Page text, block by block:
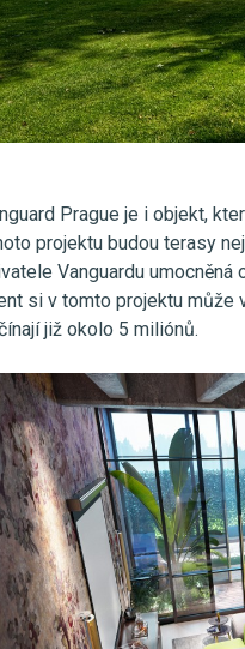
Prague je i objekt,
projektu budou terasy
Vanguardu
si v tomto projektu může
již okolo 5 miliónů.